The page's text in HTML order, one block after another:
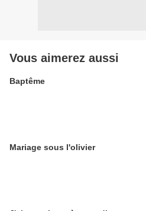
Vous aimerez aussi
Baptême
Mariage sous l'olivier